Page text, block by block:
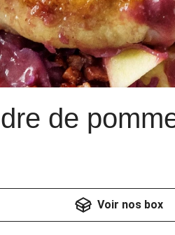
de
Voir nos box